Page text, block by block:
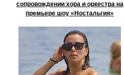
сопровождении хора и оркестра на
премьере шоу «Ностальгия»